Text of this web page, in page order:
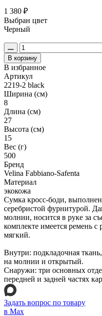
1 380 ₽
Выбран цвет
Черный
В корзину
В избранное
Артикул
2219-2 black
Ширина (см)
8
Длина (см)
27
Высота (см)
15
Вес (г)
500
Бренд
Velina Fabbiano-Safenta
Материал
экокожа
Сумка кросс-боди,
серебристой фурнитурой.
молнии, носится в руке за
комплекте имеется ремень
мягкий.
Внутри: подкладочная
на молнии и открытый.
Снаружи: три основных
передней и задней частях
Задать вопрос по товару
в Max